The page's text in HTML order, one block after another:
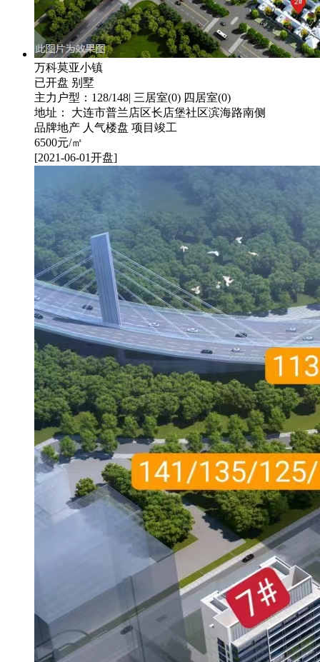
万科莫亚小镇
已开盘 别墅
主力户型：128/148| 三居室(0) 四居室(0)
地址： 大连市普兰店区长店堡社区滨海路南侧
品牌地产 人气楼盘 项目竣工
6500元/㎡
[2021-06-01开盘]